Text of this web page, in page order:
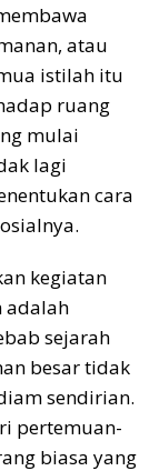
atau
istilah itu
ruang
mulai
lagi
cara
kegiatan
adalah
sejarah
besar tidak
sendirian.
pertemuan-
biasa yang